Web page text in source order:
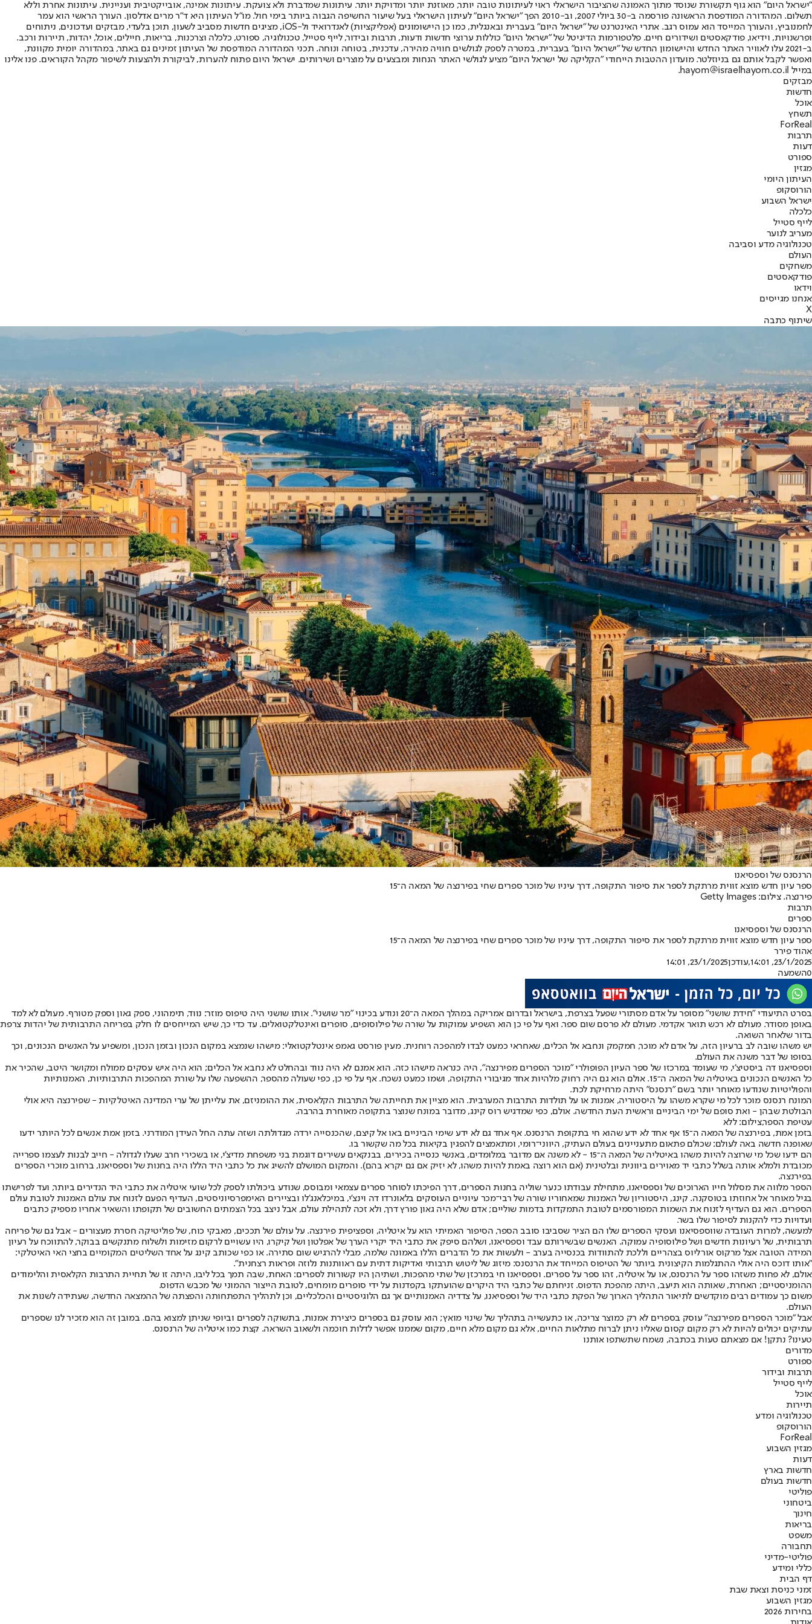
"ישראל היום" הוא גוף תקשורת שנוסד מתוך האמונה שהציבור הישראלי ראוי לעיתונות טובה יותר, מאוזנת יותר ומדויקת יותר. עיתונות שמדברת ולא צועקת. עיתונות אמינה, אובייקטיבית ועניינית. עיתונות אחרת וללא
תשלום. המהדורה המודפסת הראשונה פורסמה ב-30 ביולי 2007, וב-2010 הפך "ישראל היום" לעיתון הישראלי בעל שיעור החשיפה הגבוה ביותר בימי חול. מו"ל העיתון היא ד"ר מרים אדלסון. העורך הראשי הוא עמר
לחמנוביץ, והעורך המייסד הוא עמוס רגב. אתרי האינטרנט של "ישראל היום" בעברית ובאנגלית, כמו כן היישומונים (אפליקציות) לאנדרואיד ול-iOS, מציגים חדשות מסביב לשעון, תוכן בלעדי, מבזקים ועדכונים, ניתוחים
ופרשנויות, וידיאו, פודקאסטים ושידורים חיים. פלטפורמות הדיגיטל של "ישראל היום" כוללות ערוצי חדשות ודעות, תרבות ובידור, לייף סטייל, טכנולוגיה, ספורט, כלכלה וצרכנות, בריאות, חיילים, אוכל, יהדות, תיירות ורכב.
ב-2021 עלו לאוויר האתר החדש והיישומון החדש של "ישראל היום" בעברית, במטרה לספק לגולשים חוויה מהירה, עדכנית, בטוחה ונוחה. תכני המהדורה המודפסת של העיתון זמינים גם באתר, במהדורה יומית מקוונת,
ואפשר לקבל אותם גם בניוזלטר. מועדון ההטבות הייחודי "הקליקה של ישראל היום" מציע לגולשי האתר הנחות ומבצעים על מוצרים ושירותים. ישראל היום פתוח להערות, לביקורת ולהצעות לשיפור מקהל הקוראים. פנו אלינו
במייל hayom@israelhayom.co.il.
מבזקים
חדשות
אוכל
תשחץ
ForReal
תרבות
דעות
ספורט
מגזין
העיתון היומי
הורוסקופ
ישראל השבוע
כלכלה
לייף סטייל
מעריב לנוער
טכנולוגיה מדע וסביבה
העולם
משחקים
פודקאסטים
וידאו
אנחנו מגייסים
X
שיתוף כתבה
הרנסנס של וספסיאנו
ספר עיון חדש מוצא זווית מרתקת לספר את סיפור התקופה, דרך עיניו של מוכר ספרים שחי בפירנצה של המאה ה־15
פירנצה. צילום: Getty Images
תרבות
ספרים
הרנסנס של וספסיאנו
ספר עיון חדש מוצא זווית מרתקת לספר את סיפור התקופה, דרך עיניו של מוכר ספרים שחי בפירנצה של המאה ה־15
אהוד פירר
23/1/2025, 14:01
,עודכן23/1/2025, 14:01
0השמעה
בסרט התיעודי "חידת שושני" מסופר על אדם מסתורי שפעל בצרפת, בישראל ובדרום אמריקה במהלך המאה ה־20 ונודע בכינוי "מר שושני". אותו שושני היה טיפוס מוזר: נווד, תימהוני, ספק גאון וספק מטורף. מעולם לא למד
באופן מסודר. מעולם לא רכש תואר אקדמי. מעולם לא פרסם שום ספר. ואף על פי כן הוא השפיע עמוקות על שורה של פילוסופים, סופרים ואינטלקטואלים. עד כדי כך, שיש המייחסים לו חלק בפריחה התרבותית של יהדות צרפת
בדור שלאחר השואה.
יש משהו שובה לב ברעיון הזה, על אדם לא מוכר, חמקמק ונחבא אל הכלים, שאחראי כמעט לבדו למהפכה רוחנית. מעין פורסט גאמפ אינטלקטואלי: מישהו שנמצא במקום הנכון ובזמן הנכון, ומשפיע על האנשים הנכונים, וכך
בסופו של דבר משנה את העולם.
וספסיאנו דה ביסטיצ'י, מי שעומד במרכזו של ספר העיון הפופולרי "מוכר הספרים מפירנצה", היה כנראה מישהו כזה. הוא אמנם לא היה נווד ובהחלט לא נחבא אל הכלים; הוא היה איש עסקים ממולח ומקושר היטב, שהכיר את
כל האנשים הנכונים באיטליה של המאה ה־15. אולם הוא גם היה רחוק מלהיות אחד מגיבורי התקופה, ושמו כמעט נשכח. אף על פי כן, כפי שעולה מהספר, ההשפעה שלו על שורת המהפכות התרבותיות, האמנותיות
והפוליטיות שנודעו מאוחר יותר בשם "רנסנס" היתה מרחיקת לכת.
המונח רנסנס מוכר לכל מי שקרא משהו על היסטוריה, אמנות או על תולדות התרבות המערבית. הוא מציין את תחייתה של התרבות הקלאסית, את ההומניזם, את עלייתן של ערי המדינה האיטלקיות - שפירנצה היא אולי
הבולטת שבהן - ואת סופם של ימי הביניים וראשית העת החדשה. אולם, כפי שמדגיש רוס קינג, מדובר במונח שנוצר בתקופה מאוחרת בהרבה.
עטיפת הספר,צילום: ללא
בזמן אמת, בפירנצה של המאה ה־15 אף אחד לא ידע שהוא חי בתקופת הרנסנס. אף אחד גם לא ידע שימי הביניים באו אל קיצם, שהכנסייה ירדה מגדולתה ושזה עתה החל העידן המודרני. בזמן אמת אנשים לכל היותר ידעו
שאופנה חדשה באה לעולם: שכולם פתאום מתעניינים בעולם העתיק, היווני־רומי, ומתאמצים להפגין בקיאות בכל מה שקשור בו.
הם ידעו שכל מי שרוצה להיות משהו באיטליה של המאה ה־15 - לא משנה אם מדובר במלומדים, באנשי כנסייה בכירים, בבנקאים עשירים דוגמת בני משפחת מדיצ'י, או בשכירי חרב שעלו לגדולה - חייב לבנות לעצמו ספרייה
מכובדת ולמלא אותה בשלל כתבי יד מאוירים ביוונית ובלטינית (אם הוא רוצה באמת להיות משהו, לא יזיק אם גם יקרא בהם). והמקום המושלם להשיג את כל כתבי היד הללו היה בחנות של וספסיאנו, ברחוב מוכרי הספרים
בפירנצה.
הספר מלווה את מסלול חייו הארוכים של וספסיאנו, מתחילת עבודתו כנער שוליה בחנות הספרים, דרך הפיכתו לסוחר ספרים עצמאי ומבוסס, שנודע ביכולתו לספק לכל שועי איטליה את כתבי היד הנדירים ביותר, ועד לפרישתו
בגיל מאוחר אל אחוזתו בטוסקנה. קינג, היסטוריון של האמנות שמאחוריו שורה של רבי־מכר עיוניים העוסקים בלאונרדו דה וינצ'י, במיכלאנג'לו ובציירים האימפרסיוניסטים, העדיף הפעם לזנוח את עולם האמנות לטובת עולם
הספרים. הוא גם העדיף לזנוח את השמות המפורסמים לטובת התמקדות בדמות שוליים; אדם שלא היה גאון פורץ דרך, ולא זכה לתהילת עולם, אבל ניצב בכל הצמתים החשובים של תקופתו והשאיר אחריו מספיק כתבים
ועדויות כדי להקנות לסיפור שלו בשר.
למעשה, למרות העובדה שווספסיאנו ועסקי הספרים שלו הם הציר שסביבו סובב הספר, הסיפור האמיתי הוא על איטליה, וספציפית פירנצה. על עולם של תככים, מאבקי כוח, של פוליטיקה חסרת מעצורים - אבל גם של פריחה
תרבותית, של רעיונות חדשים ושל פילוסופיה עמוקה. האנשים שבשירותם עבד וספסיאנו, ושלהם סיפק את כתבי היד יקרי הערך של אפלטון ושל קיקרו, היו עשויים לרקום מזימות ולשלוח מתנקשים בבוקר, להתווכח על רעיון
המידה הטובה אצל מרקוס אורליוס בצהריים וללכת להתוודות בכנסייה בערב - ולעשות את כל הדברים הללו באמונה שלמה, מבלי להרגיש שום סתירה. או כפי שכותב קינג על אחד השליטים המקומיים בחצי האי האיטלקי:
"אותו דוכס היה אולי ההתגלמות הקיצונית ביותר של הטיפוס המייחד את הרנסנס: מיזוג של ליטוש תרבותי ואדיקות דתית עם ראוותנות נלוזה ופראות רצחנית".
אולם, לא פחות משזהו ספר על הרנסנס, או על איטליה, זהו ספר על ספרים. וספסיאנו חי במרכזן של שתי מהפכות, ושתיהן היו קשורות לספרים: האחת, שבה תמך בכל ליבו, היתה זו של תחיית התרבות הקלאסית והלימודים
ההומניסטיים; האחרת, שאותה הוא תיעב, היתה מהפכת הדפוס. זניחתם של כתבי היד היקרים שהועתקו בקפדנות על ידי סופרים מומחים, לטובת הייצור ההמוני של מכבש הדפוס.
משום כך עמודים רבים מוקדשים לתיאור התהליך הארוך של הפקת כתבי היד של וספסיאנו, על צדדיה האמנותיים אך גם הלוגיסטיים והכלכליים, וכן לתהליך התפתחותה והפצתה של ההמצאה החדשה, שעתידה לשנות את
העולם.
אבל "מוכר הספרים מפירנצה" עוסק בספרים לא רק כמוצר צריכה, או כתעשייה בתהליך של שינוי מואץ; הוא עוסק גם בספרים כיצירת אמנות, בתשוקה לספרים וביופי שניתן למצוא בהם. במובן זה הוא מזכיר לנו שספרים
עתיקים יכולים להיות לא רק מקום קסום שאליו ניתן לברוח מתלאות החיים, אלא גם מקום מלא חיים, מקום שממנו אפשר לדלות חוכמה ולשאוב השראה. קצת כמו איטליה של הרנסנס.
טעינו? נתקן! אם מצאתם טעות בכתבה, נשמח שתשתפו אותנו
מדורים
ספורט
תרבות ובידור
לייף סטייל
אוכל
תיירות
טכנולוגיה ומדע
הורוסקופ
ForReal
מגזין השבוע
דעות
חדשות בארץ
חדשות בעולם
פוליטי
ביטחוני
חינוך
בריאות
משפט
תחבורה
פוליטי-מדיני
כללי ומידע
דף הבית
זמני כניסת וצאת שבת
מגזין השבוע
בחירות 2026